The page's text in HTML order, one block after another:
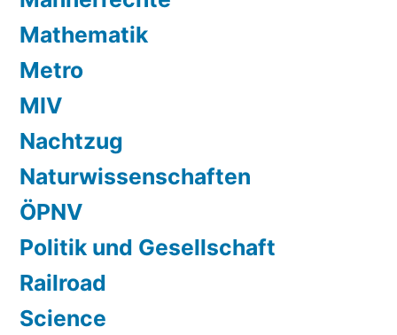
Mathematik
Metro
MIV
Nachtzug
Naturwissenschaften
ÖPNV
Politik und Gesellschaft
Railroad
Science